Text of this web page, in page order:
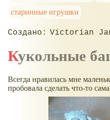
старинные игрушки
Victorian
Кукольные
Всегда нравилась мне
пробовала сделать что-то